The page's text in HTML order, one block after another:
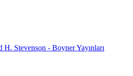
Stevenson - Boyner Yayınları